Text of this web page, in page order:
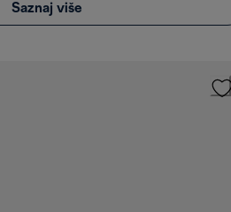
Saznaj više